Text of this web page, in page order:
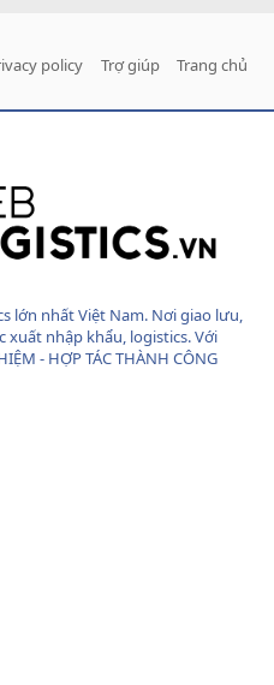
policy Trợ giúp Trang chủ
lớn nhất Việt Nam. Nơi giao lưu,
xuất nhập khẩu, logistics. Với
- HỢP TÁC THÀNH CÔNG